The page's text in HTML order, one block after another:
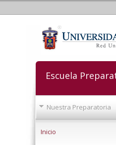
Escuela
Nuestra Preparatoria
Inicio